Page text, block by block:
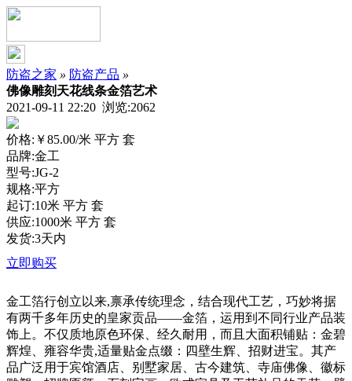
防盗之家 » 防盗产品 »
佛像雕刻天花线条金箔艺术
2021-09-11 22:20 浏览:2062
价格: ￥85.00/米 平方 套
品牌:金工
型号:JG-2
规格:平方
起订:10米 平方 套
供应:1000米 平方 套
发货:3天内
立即购买
金工箔行创立以来,禀承传统理念，结合现代工艺，巧妙将据
有两千多年历史的皇家贡品——金箔， 运用到不同行业产品装
饰上。不仅质地原色环保、经久耐用，而且大面积铺贴：金碧
辉煌、雍容华贵,适量贴金点缀：四壁生辉、招财进宝。 其产
品广泛用于宾馆酒店、别墅家居、古今建筑、寺庙佛像、徽标